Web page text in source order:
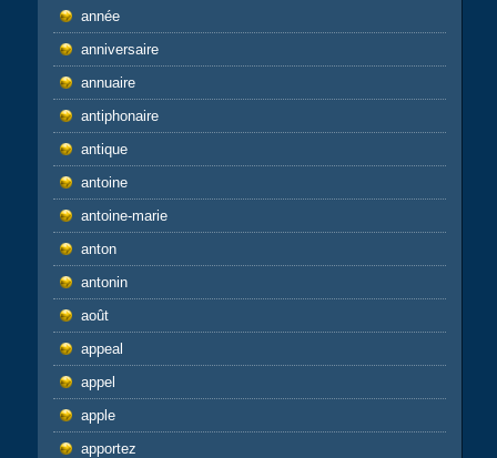
année
anniversaire
annuaire
antiphonaire
antique
antoine
antoine-marie
anton
antonin
août
appeal
appel
apple
apportez